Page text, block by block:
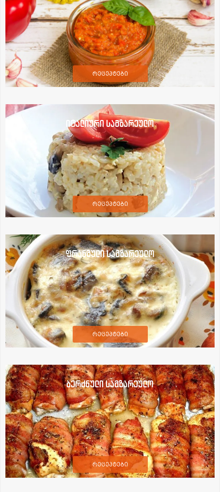
რეცეპტები
იტალიური სამზარეულო
რეცეპტები
ფრანგული სამზარეულო
რეცეპტები
ბერძნული სამზარეულო
რეცეპტები